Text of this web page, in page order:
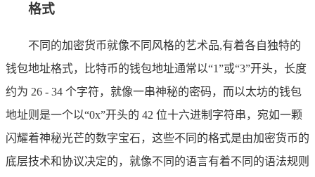
格式
不同的加密货币就像不同风格的艺术品,有着各自独特的
钱包地址格式，比特币的钱包地址通常以“1”或“3”开头，长度
约为 26 - 34 个字符，就像一串神秘的密码，而以太坊的钱包
地址则是一个以“0x”开头的 42 位十六进制字符串，宛如一颗
闪耀着神秘光芒的数字宝石，这些不同的格式是由加密货币的
底层技术和协议决定的，就像不同的语言有着不同的语法规则